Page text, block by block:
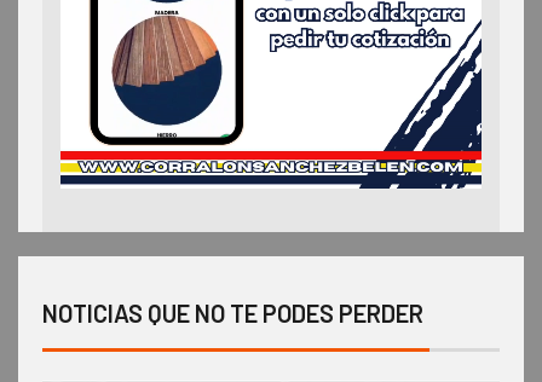
NOTICIAS QUE NO TE PODES PERDER